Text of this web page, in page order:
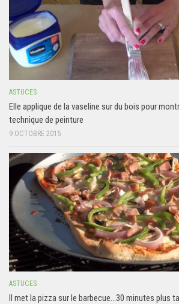
ASTUCES
Elle applique de la vaseline sur du bois pour
technique de peinture
9 OCTOBRE 2015
ASTUCES
Il met la pizza sur le barbecue…30 minutes plus